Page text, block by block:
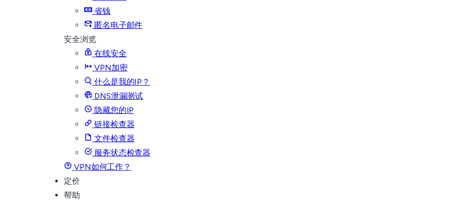
省钱
匿名电子邮件
安全浏览
在线安全
VPN加密
什么是我的IP？
DNS泄漏测试
隐藏您的IP
链接检查器
文件检查器
服务状态检查器
VPN如何工作？
定价
帮助